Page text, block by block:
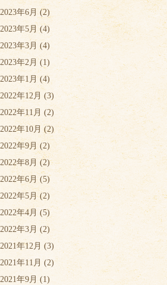
2023年6月 (2)
2023年5月 (4)
2023年3月 (4)
2023年2月(1)
2023年1月(4)
2022年12月 (3)
2022年11月 (2)
2022年10月 (2)
2022年9月 (2)
2022年8月 (2)
2022年6月(5)
2022年5月(2)
2022年4月 (5)
2022年3月 (2)
2021年12月 (3)
2021年11月 (2)
2021年9月 (1)